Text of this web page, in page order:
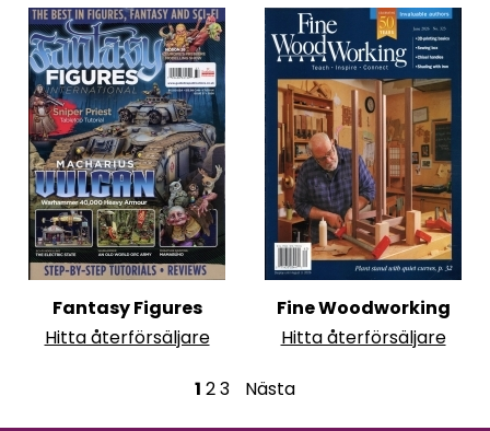
Fantasy Figures
Hitta återförsäljare
Fine Woodworking
Hitta återförsäljare
S
1 23 Nästa